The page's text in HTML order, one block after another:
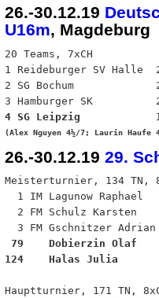
26.-30.12.19
U16m, Magdeburg
20 Teams, 7xCH
1 Reideburger SV Halle
2 SG Bochum
(Alex Nguyen 4½/7; Laurin Haufe
26.-30.12.19 29.
Meisterturnier, 134 TN,
1 IM Lagunow Raphael
2 FM Schulz Karsten
79    Dobierzin Olaf
124    Halas Julia
Hauptturnier, 171 TN,